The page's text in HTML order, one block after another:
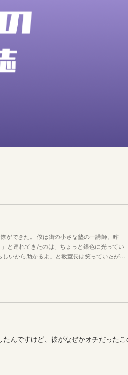
ができた。 僕は街の小さな塾の一講師。昨
と連れてきたのは、ちょっと銀色に光ってい
いから助かるよ」と教室長は笑っていたが…
んですけど、彼がなぜかオチだったこ